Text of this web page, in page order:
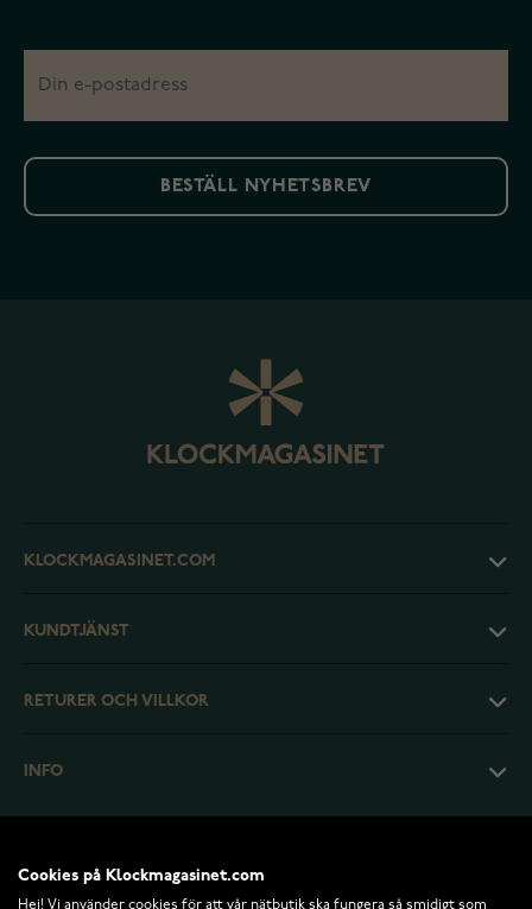
BESTÄLL NYHETSBREV
KLOCKMAGASINET.COM
KUNDTJÄNST
RETURER OCH VILLKOR
INFO
Cookies på Klockmagasinet.com
Hej! Vi använder cookies för att vår nätbutik ska fungera så smidigt som